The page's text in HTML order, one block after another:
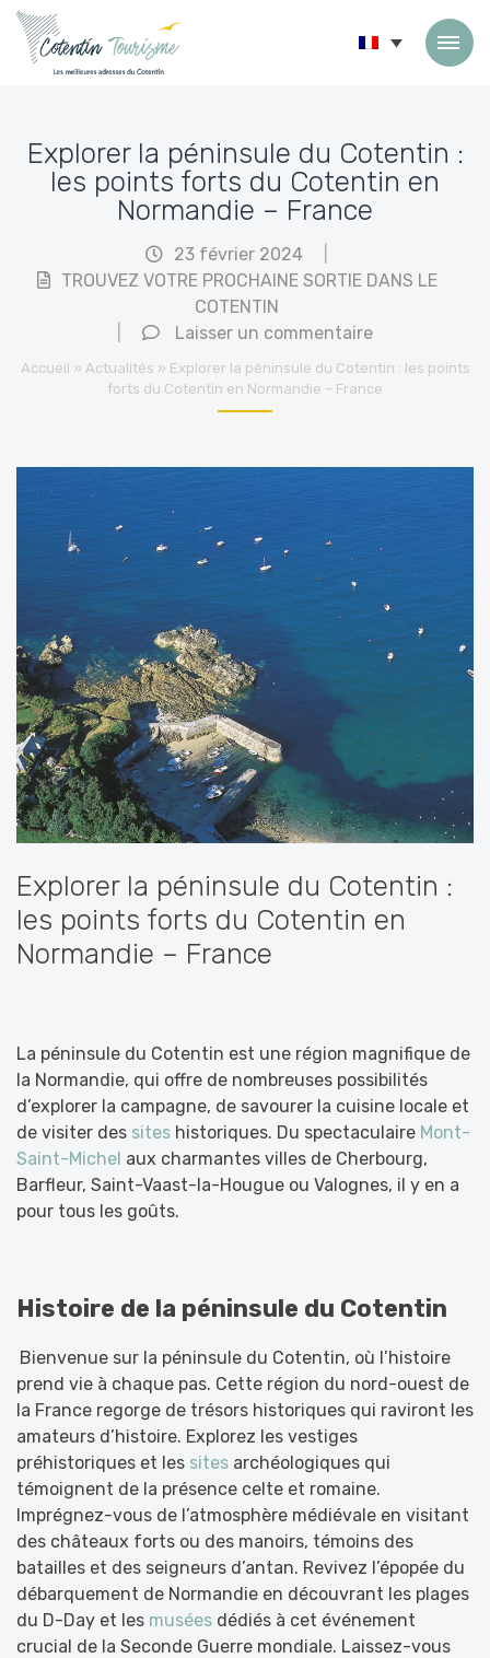
Explorer la péninsule du Cotentin :
les points forts du Cotentin en
Normandie – France
23 février 2024
TROUVEZ VOTRE PROCHAINE SORTIE DANS LE
COTENTIN
Laisser un commentaire
Accueil » Actualités » Explorer la péninsule du Cotentin : les points
forts du Cotentin en Normandie – France
Explorer la péninsule du Cotentin :
les points forts du Cotentin en
Normandie – France
La péninsule du Cotentin est une région magnifique de
la Normandie, qui offre de nombreuses possibilités
d’explorer la campagne, de savourer la cuisine locale et
de visiter des sites historiques. Du spectaculaire Mont-
Saint-Michel aux charmantes villes de Cherbourg,
Barfleur, Saint-Vaast-la-Hougue ou Valognes, il y en a
pour tous les goûts.
Histoire de la péninsule du Cotentin
Bienvenue sur la péninsule du Cotentin, où l’histoire
prend vie à chaque pas. Cette région du nord-ouest de
la France regorge de trésors historiques qui raviront les
amateurs d’histoire. Explorez les vestiges
préhistoriques et les sites archéologiques qui
témoignent de la présence celte et romaine.
Imprégnez-vous de l’atmosphère médiévale en visitant
des châteaux forts ou des manoirs, témoins des
batailles et des seigneurs d’antan. Revivez l’épopée du
débarquement de Normandie en découvrant les plages
du D-Day et les musées dédiés à cet événement
crucial de la Seconde Guerre mondiale. Laissez-vous